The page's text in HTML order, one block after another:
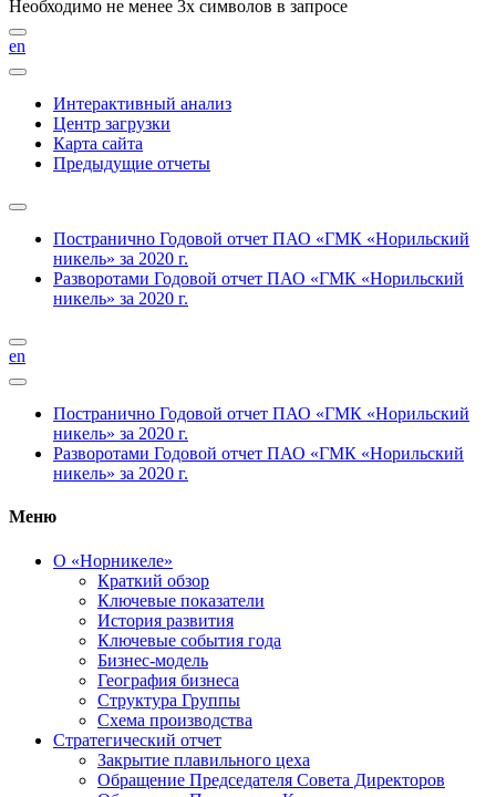
Необходимо не менее 3х символов в запросе
en
Интерактивный анализ
Центр загрузки
Карта сайта
Предыдущие отчеты
Постранично Годовой отчет ПАО «ГМК «Норильский
никель» за 2020 г.
Разворотами Годовой отчет ПАО «ГМК «Норильский
никель» за 2020 г.
en
Постранично Годовой отчет ПАО «ГМК «Норильский
никель» за 2020 г.
Разворотами Годовой отчет ПАО «ГМК «Норильский
никель» за 2020 г.
Меню
О «Норникеле»
Краткий обзор
Ключевые показатели
История развития
Ключевые события года
Бизнес-модель
География бизнеса
Структура Группы
Схема производства
Стратегический отчет
Закрытие плавильного цеха
Обращение Председателя Совета Директоров